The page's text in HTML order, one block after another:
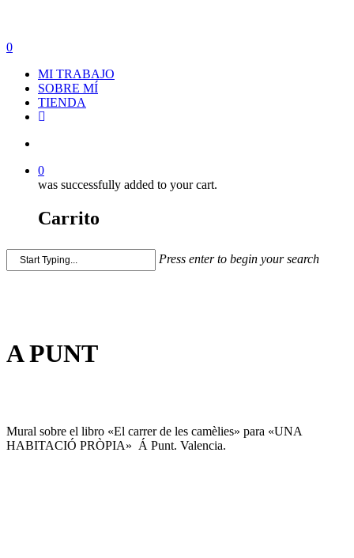
0
MI TRABAJO
SOBRE MÍ
TIENDA
0
was successfully added to your cart.
Carrito
Press enter to begin your search
A PUNT
Mural sobre el libro «El carrer de les camèlies» para «UNA
HABITACIÓ PRÒPIA» Á Punt. Valencia.